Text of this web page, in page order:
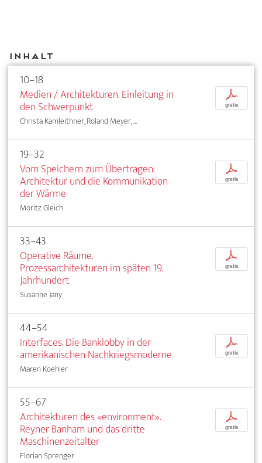
Inhalt
10–18
Medien / Architekturen. Einleitung in
den Schwerpunkt
Christa Kamleithner, Roland Meyer, ...
p
gratis
19–32
Vom Speichern zum Übertragen.
Architektur und die Kommunikation
der Wärme
Moritz Gleich
p
gratis
33–43
Operative Räume.
Prozessarchitekturen im späten 19.
Jahrhundert
Susanne Jany
p
gratis
44–54
Interfaces. Die Banklobby in der
amerikanischen Nachkriegsmoderne
Maren Koehler
p
gratis
55–67
Architekturen des «environment».
Reyner Banham und das dritte
Maschinenzeitalter
Florian Sprenger
p
gratis